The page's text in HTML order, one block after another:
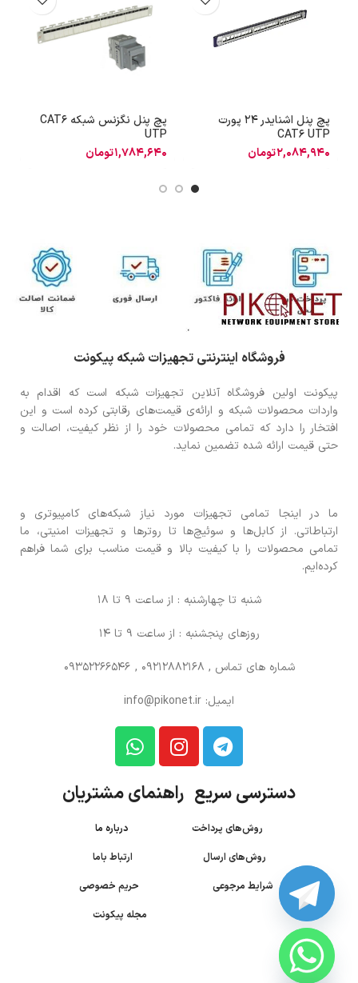
پچ پنل اشنایدر 24 پورت
CAT6 UTP
2,084,940تومان
پچ پنل نگزنس شبکه CAT6
UTP
1,784,640تومان
فروشگاه اینترنتی تجهیزات شبکه پیکونت
پیکونت اولین فروشگاه آنلاین تجهیزات شبکه است که اقدام به
واردات محصولات شبکه و ارائه‌ی قیمت‌های رقابتی کرده است و این
افتخار را دارد که تمامی محصولات خود را از نظر کیفیت، اصالت و
حتی قیمت ارائه شده تضمین نماید.
ما در اینجا تمامی تجهیزات مورد نیاز شبکه‌های کامپیوتری و
ارتباطاتی. از کابل‌ها و سوئیچ‌ها تا روترها و تجهیزات امنیتی، ما
تمامی محصولات را با کیفیت بالا و قیمت مناسب برای شما فراهم
کرده‌ایم.
شنبه تا چهارشنبه : از ساعت 9 تا 18
روزهای پنجشنبه : از ساعت 9 تا 14
شماره های تماس , 09212882168 , 09352266546
ایمیل: info@pikonet.ir
دسترسی سریع راهنمای مشتریان
روش‌های پرداخت درباره ما
روش‌های ارسال
ارتباط باما
شرایط مرجوعی
حریم خصوصی
مجله پیکونت
CHATY